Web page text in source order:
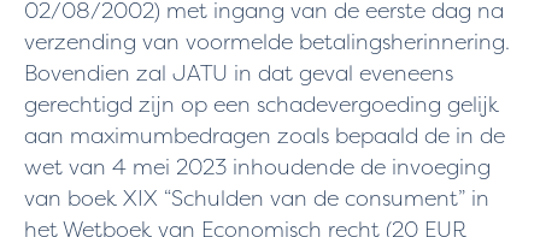
02/08/2002) met ingang van de eerste dag na
verzending van voormelde betalingsherinnering.
Bovendien zal JATU in dat geval eveneens
gerechtigd zijn op een schadevergoeding gelijk
aan maximumbedragen zoals bepaald de in de
wet van 4 mei 2023 inhoudende de invoeging
van boek XIX “Schulden van de consument” in
het Wetboek van Economisch recht (20 EUR